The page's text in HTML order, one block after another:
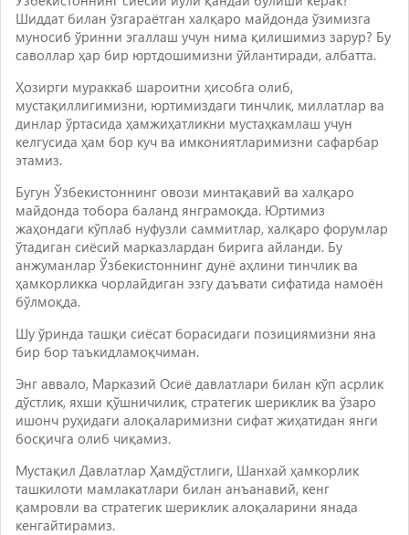
Шиддат билан ўзгараётган халқаро майдонда ўзимизга
муносиб ўринни эгаллаш учун нима қилишимиз зарур? Бу
саволлар ҳар бир юртдошимизни ўйлантиради, албатта.
Ҳозирги мураккаб шароитни ҳисобга олиб,
мустақиллигимизни, юртимиздаги тинчлик, миллатлар ва
динлар ўртасида ҳамжиҳатликни мустаҳкамлаш учун
келгусида ҳам бор куч ва имкониятларимизни сафарбар
этамиз.
Бугун Ўзбекистоннинг овози минтақавий ва халқаро
майдонда тобора баланд янграмоқда. Юртимиз
жаҳондаги кўплаб нуфузли саммитлар, халқаро форумлар
ўтадиган сиёсий марказлардан бирига айланди. Бу
анжуманлар Ўзбекистоннинг дунё аҳлини тинчлик ва
ҳамкорликка чорлайдиган эзгу даъвати сифатида намоён
бўлмоқда.
Шу ўринда ташқи сиёсат борасидаги позициямизни яна
бир бор таъкидламоқчиман.
Энг аввало, Марказий Осиё давлатлари билан кўп асрлик
дўстлик, яхши қўшничилик, стратегик шериклик ва ўзаро
ишонч руҳидаги алоқаларимизни сифат жиҳатидан янги
босқичга олиб чиқамиз.
Мустақил Давлатлар Ҳамдўстлиги, Шанхай ҳамкорлик
ташкилоти мамлакатлари билан анъанавий, кенг
қамровли ва стратегик шериклик алоқаларини янада
кенгайтирамиз.